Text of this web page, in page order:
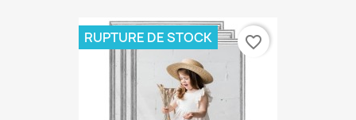
RUPTURE DE STOCK favorite_border